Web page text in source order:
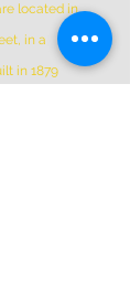
located in
in a
in 1879